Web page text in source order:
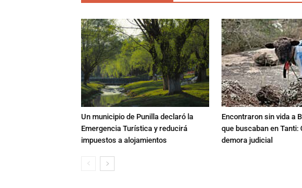
Un municipio de Punilla declaró la
Emergencia Turística y reducirá
impuestos a alojamientos
Encontraron sin vida a
que buscaban en Tanti:
demora judicial